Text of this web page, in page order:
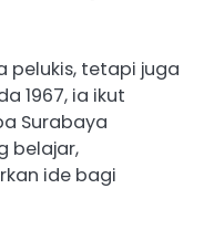
pelukis, tetapi juga
1967, ia ikut
Surabaya
belajar,
ide bagi